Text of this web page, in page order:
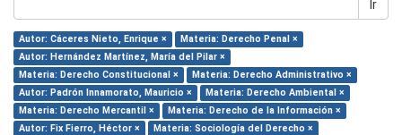
Ir
Autor: Cáceres Nieto, Enrique ×
Materia: Derecho Penal ×
Autor: Hernández Martínez, María del Pilar ×
Materia: Derecho Constitucional ×
Materia: Derecho Administrativo ×
Autor: Padrón Innamorato, Mauricio ×
Materia: Derecho Ambiental ×
Materia: Derecho Mercantil ×
Materia: Derecho de la Información ×
Autor: Fix Fierro, Héctor ×
Materia: Sociología del Derecho ×